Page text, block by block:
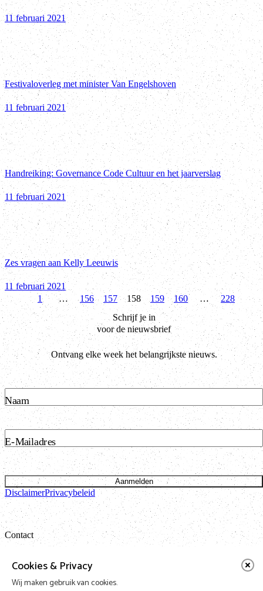
Cookies & Privacy
Wij maken gebruik van cookies.
11 februari 2021
Festivaloverleg met minister Van Engelshoven
11 februari 2021
Handreiking: Governance Code Cultuur en het jaarverslag
11 februari 2021
Zes vragen aan Kelly Leeuwis
11 februari 2021
Vorige1 … 156 157 158 159 160 … 228
Schrijf je in
voor de nieuwsbrief
Ontvang elke week het belangrijkste nieuws.
Naam
E-Mailadres
Aanmelden
DisclaimerPrivacybeleid
Contact
Bataviastraat 24 unit 1.13
t: 020 421 50 05 e: info@vnpf.nl